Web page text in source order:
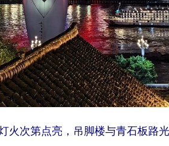
火次第点亮，吊脚楼与青石板路